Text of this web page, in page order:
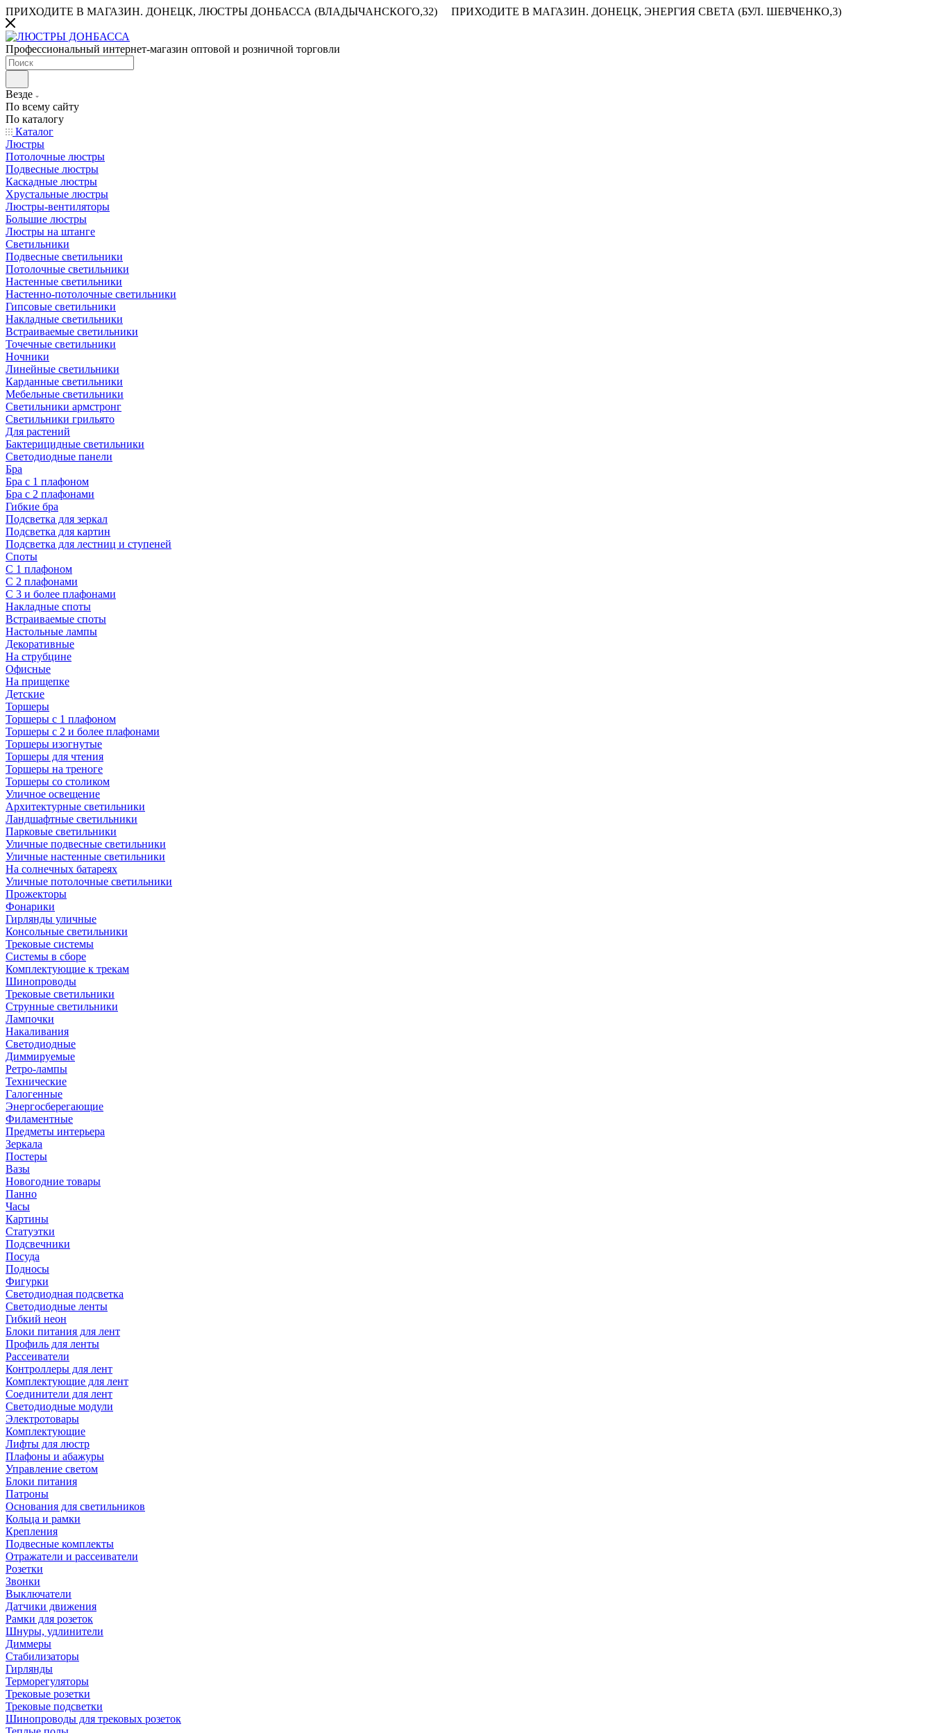
ПРИХОДИТЕ В МАГАЗИН. ДОНЕЦК, ЛЮСТРЫ ДОНБАССА (ВЛАДЫЧАНСКОГО,32) ПРИХОДИТЕ В МАГАЗИН. ДОНЕЦК, ЭНЕРГИЯ СВЕТА (БУЛ. ШЕВЧЕНКО,3)
Профессиональный интернет-магазин оптовой и розничной торговли
Везде
По всему сайту
По каталогу
Каталог
Люстры
Потолочные люстры
Подвесные люстры
Каскадные люстры
Хрустальные люстры
Люстры-вентиляторы
Большие люстры
Люстры на штанге
Светильники
Подвесные светильники
Потолочные светильники
Настенные светильники
Настенно-потолочные светильники
Гипсовые светильники
Накладные светильники
Встраиваемые светильники
Точечные светильники
Ночники
Линейные светильники
Карданные светильники
Мебельные светильники
Светильники армстронг
Светильники грильято
Для растений
Бактерицидные светильники
Светодиодные панели
Бра
Бра с 1 плафоном
Бра с 2 плафонами
Гибкие бра
Подсветка для зеркал
Подсветка для картин
Подсветка для лестниц и ступеней
Споты
С 1 плафоном
С 2 плафонами
С 3 и более плафонами
Накладные споты
Встраиваемые споты
Настольные лампы
Декоративные
На струбцине
Офисные
На прищепке
Детские
Торшеры
Торшеры с 1 плафоном
Торшеры с 2 и более плафонами
Торшеры изогнутые
Торшеры для чтения
Торшеры на треноге
Торшеры со столиком
Уличное освещение
Архитектурные светильники
Ландшафтные светильники
Парковые светильники
Уличные подвесные светильники
Уличные настенные светильники
На солнечных батареях
Уличные потолочные светильники
Прожекторы
Фонарики
Гирлянды уличные
Консольные светильники
Трековые системы
Системы в сборе
Комплектующие к трекам
Шинопроводы
Трековые светильники
Струнные светильники
Лампочки
Накаливания
Светодиодные
Диммируемые
Ретро-лампы
Технические
Галогенные
Энергосберегающие
Филаментные
Предметы интерьера
Зеркала
Постеры
Вазы
Новогодние товары
Панно
Часы
Картины
Статуэтки
Подсвечники
Посуда
Подносы
Фигурки
Светодиодная подсветка
Светодиодные ленты
Гибкий неон
Блоки питания для лент
Профиль для ленты
Рассеиватели
Контроллеры для лент
Комплектующие для лент
Соединители для лент
Светодиодные модули
Электротовары
Комплектующие
Лифты для люстр
Плафоны и абажуры
Управление светом
Блоки питания
Патроны
Основания для светильников
Кольца и рамки
Крепления
Подвесные комплекты
Отражатели и рассеиватели
Розетки
Звонки
Выключатели
Датчики движения
Рамки для розеток
Шнуры, удлинители
Диммеры
Стабилизаторы
Гирлянды
Терморегуляторы
Трековые розетки
Трековые подсветки
Шинопроводы для трековых розеток